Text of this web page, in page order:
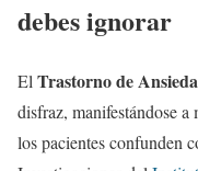
debes ignorar
El Trastorno de
disfraz, manifestándose a
los pacientes confunden